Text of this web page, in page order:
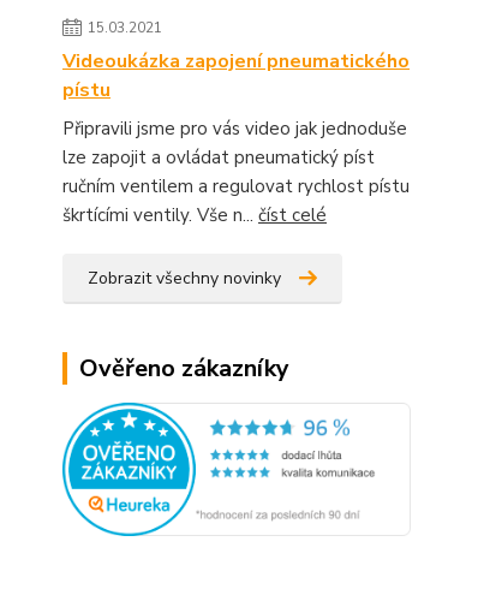
15.03.2021
Videoukázka zapojení pneumatického
pístu
Připravili jsme pro vás video jak jednoduše
lze zapojit a ovládat pneumatický píst
ručním ventilem a regulovat rychlost pístu
škrtícími ventily. Vše n... číst celé
Zobrazit všechny novinky
Ověřeno zákazníky